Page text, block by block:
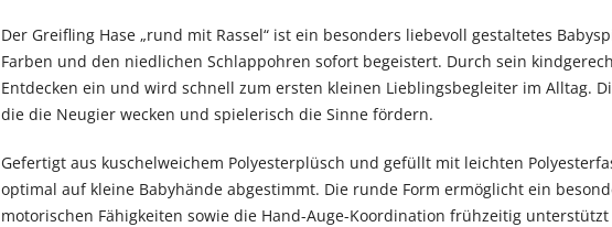
Der Greifling Hase „rund mit Rassel“ ist ein besonders liebevoll gestaltetes
Farben und den niedlichen Schlappohren sofort begeistert. Durch sein
Entdecken ein und wird schnell zum ersten kleinen Lieblingsbegleiter im Alltag.
die die Neugier wecken und spielerisch die Sinne fördern.
Gefertigt aus kuschelweichem Polyesterplüsch und gefüllt mit leichten
optimal auf kleine Babyhände abgestimmt. Die runde Form ermöglicht ein
motorischen Fähigkeiten sowie die Hand-Auge-Koordination frühzeitig